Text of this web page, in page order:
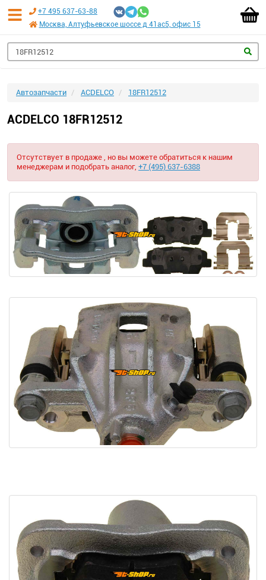
+7 495 637-63-88
Москва, Алтуфьевское шоссе д 41ас5, офис 15
Автозапчасти ACDELCO 18FR12512
ACDELCO 18FR12512
Отсутствует в продаже , но вы можете обратиться к нашим
менеджерам и подобрать аналог, +7 (495) 637-6388